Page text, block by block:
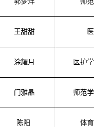
王甜甜
涂耀月 医护
门雅晶 师范
陈阳 体